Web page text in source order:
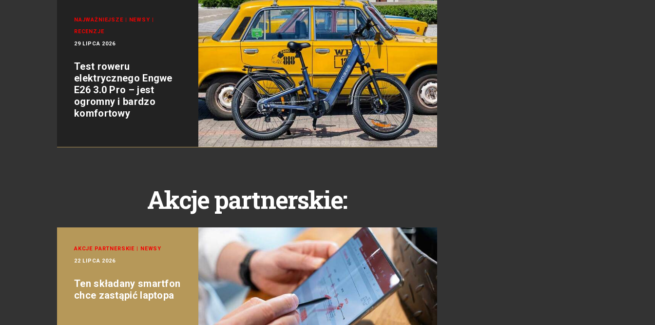
NAJWAŻNIEJSZE | NEWSY |
RECENZJE
29 LIPCA 2026
Test roweru
elektrycznego Engwe
E26 3.0 Pro – jest
ogromny i bardzo
komfortowy
Akcje partnerskie:
AKCJE PARTNERSKIE | NEWSY
22 LIPCA 2026
Ten składany smartfon
chce zastąpić laptopa